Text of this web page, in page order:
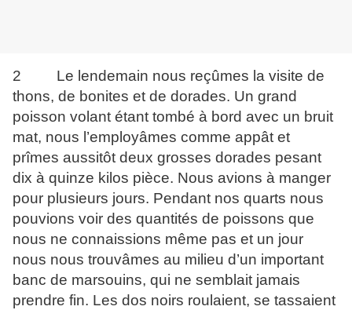
2 Le lendemain nous reçûmes la visite de
thons, de bonites et de dorades. Un grand
poisson volant étant tombé à bord avec un bruit
mat, nous l’employâmes comme appât et
prîmes aussitôt deux grosses dorades pesant
dix à quinze kilos pièce. Nous avions à manger
pour plusieurs jours. Pendant nos quarts nous
pouvions voir des quantités de poissons que
nous ne connaissions même pas et un jour
nous nous trouvâmes au milieu d’un important
banc de marsouins, qui ne semblait jamais
prendre fin. Les dos noirs roulaient, se tassaient